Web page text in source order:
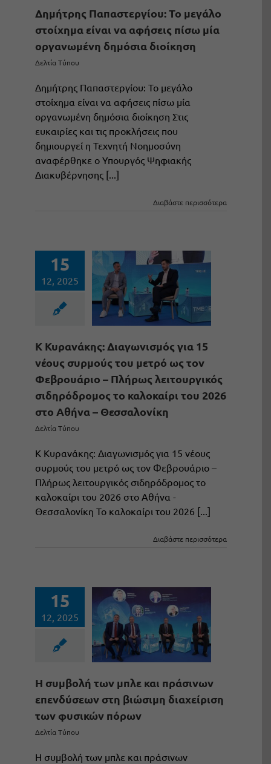
Δημήτρης Παπαστεργίου: Το μεγάλο
στοίχημα είναι να αφήσεις πίσω μία
οργανωμένη δημόσια διοίκηση
Δελτία Τύπου
Δημήτρης Παπαστεργίου: Το μεγάλο
στοίχημα είναι να αφήσεις πίσω μία
οργανωμένη δημόσια διοίκηση Στις
ευκαιρίες και τις προκλήσεις που
δημιουργεί η Τεχνητή Νοημοσύνη
αναφέρθηκε ο Υπουργός Ψηφιακής
Διακυβέρνησης [...]
Διαβάστε περισσότερα
15
12, 2025
Κ Κυρανάκης: Διαγωνισμός για 15
νέους συρμούς του μετρό ως τον
Φεβρουάριο – Πλήρως λειτουργικός
σιδηρόδρομος το καλοκαίρι του 2026
στο Αθήνα – Θεσσαλονίκη
Δελτία Τύπου
Κ Κυρανάκης: Διαγωνισμός για 15 νέους
συρμούς του μετρό ως τον Φεβρουάριο –
Πλήρως λειτουργικός σιδηρόδρομος το
καλοκαίρι του 2026 στο Αθήνα -
Θεσσαλονίκη Το καλοκαίρι του 2026 [...]
Διαβάστε περισσότερα
15
12, 2025
Η συμβολή των μπλε και πράσινων
επενδύσεων στη βιώσιμη διαχείριση
των φυσικών πόρων
Δελτία Τύπου
Η συμβολή των μπλε και πράσινων